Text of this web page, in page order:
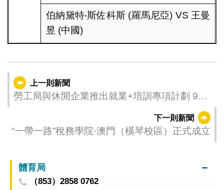
伯納黛特‧斯佐科斯 (羅馬尼亞) VS 王曼
昱 (中國)
上一則新聞
勞工局與休閒企業推出就業+培訓專項計劃 9月
下一則新聞
“一帶一路”稅務學院·澳門（橫琴校區）正式成立
體育局
（853）2858 0762